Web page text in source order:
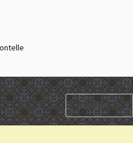
SUIVANT